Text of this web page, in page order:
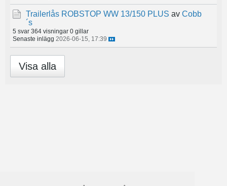
Trailerlås ROBSTOP WW 13/150 PLUS av Cobb
´s
5 svar 364 visningar 0 gillar
Senaste inlägg 2026-06-15, 17:39
Visa alla